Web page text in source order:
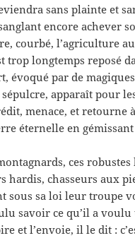
sans plainte et
encore achever
courbé, l’agriculture
trop longtemps reposé
évoqué par de
apparaît pour
menace, et retourne
éternelle en
ces robustes
hardis, chasseurs aux
sous sa loi leur troupe
savoir ce qu’il a voulu
et l’envoie, il le dit :